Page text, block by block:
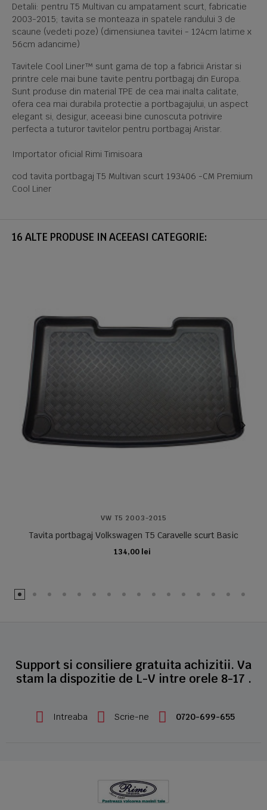
Detalii: pentru T5 Multivan cu ampatament scurt, fabricatie
2003-2015; tavita se monteaza in spatele randului 3 de
scaune (vedeti poze) (dimensiunea tavitei - 124cm latime x
56cm adancime)
Tavitele Cool Liner™ sunt gama de top a fabricii Aristar si
printre cele mai bune tavite pentru portbagaj din Europa.
Sunt produse din material TPE de cea mai inalta calitate,
ofera cea mai durabila protectie a portbagajului, un aspect
elegant si, desigur, aceeasi bine cunoscuta potrivire
perfecta a tuturor tavitelor pentru portbagaj Aristar.
Importator oficial Rimi Timisoara
cod tavita portbagaj T5 Multivan scurt 193406 -CM Premium
Cool Liner
16 ALTE PRODUSE IN ACEEASI CATEGORIE:
VW T5 2003-2015
Tavita portbagaj Volkswagen T5 Caravelle scurt Basic
134,00 lei
ADAUGA IN COS
Support si consiliere gratuita achizitii. Va
stam la dispozitie de L-V intre orele 8-17 .
Intreaba Scrie-ne 0720-699-655